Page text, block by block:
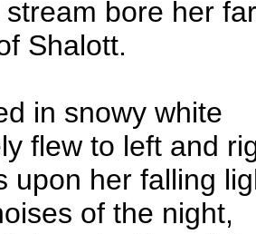
bore her
Shalott.
in snowy white
flew to left and
upon her falling
of the night,